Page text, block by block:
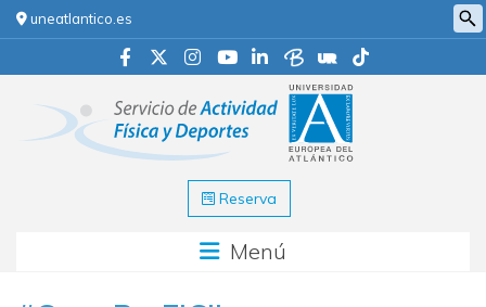
uneatlantico.es
Reserva
Menú